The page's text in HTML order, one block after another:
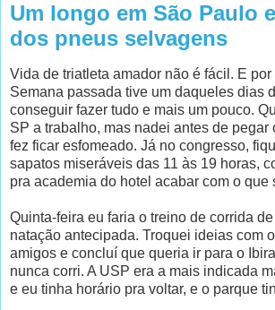
Um longo em São Paulo
dos pneus selvagens
Vida de triatleta amador não é fácil. E
Semana passada tive um daqueles dias
conseguir fazer tudo e mais um pouco.
SP a trabalho, mas nadei antes de pegar
fez ficar esfomeado. Já no congresso,
sapatos miseráveis das 11 às 19 horas,
pra academia do hotel acabar com o que
Quinta-feira eu faria o treino de corrida
natação antecipada. Troquei ideias com
amigos e concluí que queria ir para o
nunca corri. A USP era a mais indicada
e eu tinha horário pra voltar, e o parque